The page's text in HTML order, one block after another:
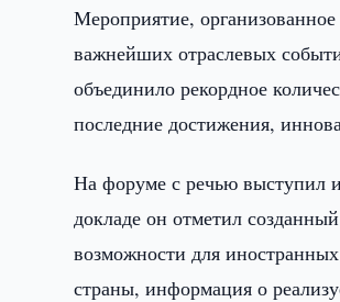
Мероприятие,
важнейших отраслевых
объединило рекордное
последние достижения,
На форуме с речью выступил
докладе он отметил
возможности для
страны, информация о